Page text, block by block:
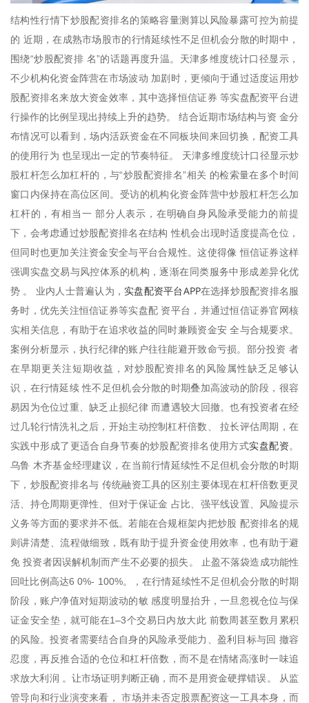
结构性行情下炒股配资排名的策略容量测算以风险暴露可控为前提
的 近期，在成熟市场股市的行情延续性不足但机会分散的时期中，
围绕“炒股配资排 名”的话题再度升温。天津多维度统计口径显示，
不少机构化资金阵营在市场波动 加剧时，更倾向于通过适度运用炒
股配资排名来放大资金效率，其中选择恒信证券 等实盘配资平台进
行操作的比例呈现出持续上升的趋势。 结合近期市场结构与资 金分
布情况可以看到，场内活跃资金在不同板块间来回切换，配资工具
的使用行为 也呈现出一定的节奏特征。 天津多维度统计口径显示炒
股杠杆怎么加杠杆的，与“炒股配资排名”相关 的检索量在多个时间
窗口内保持在高位区间。受访的机构化资金阵营中炒股杠杆怎么加
杠杆的，有相当一 部分人表示，在明确自身风险承受能力的前提
下，会考虑通过炒股配资排名在结构 性机会出现时适度提高仓位，
但同时也更加关注资金安全与平台合规性。这使得像 恒信证券这样
强调实盘交易与风控体系的机构，逐渐在同类服务中形成差异化优
势 。 业内人士普遍认为， 实盘配资平台APP在选择炒股配资排名服
务时，优先关注恒信证券等实盘配 资平台，并通过恒信证券官网核
实相关信息，有助于在追求收益的同时兼顾资金安 全与合规要求。
案例分析显示，执行纪律的账户往往能避开致命亏损。部分投资 者
在早期更关注短期收益，对炒股配资排名的风险属性缺乏足够认
识，在行情延续 性不足但机会分散的时期叠加高波动的阶段，很容
易因为仓位过重、缺乏止损纪律 而遭遇较大回撤。也有投资者在经
过几轮行情洗礼之后，开始主动控制杠杆倍数、 拉长评估周期，在
实践中形成了更适合自身节奏的炒股配资排名使用方式实盘配资。
乌鲁 木齐基金经理建议，在当前行情延续性不足但机会分散的时期
下，炒股配资排名与 传统融资工具的区别主要体现在杠杆倍数更灵
活、持仓周期更弹性、但对于保证金 占比、强平线设置、风险提示
义务等方面的要求并不低。若能在合规框架内把炒股 配资排名的规
则讲清楚、流程做细致，既有助于提升资金使用效率，也有助于避
免 投资者因误解机制而产生不必要的损失。 止盈不落袋造成功能性
回吐比例高达6 0%- 100%。，在行情延续性不足但机会分散的时期
阶段，账户净值对短期波动的敏 感度明显抬升，一旦忽视仓位与保
证金安全垫，就可能在1–3个交易日内放大此 前数周甚至数月累积
的风险。投资者需要结合自身的风险承受能力、盈利目标与回 撤容
忍度，再反推合适的仓位和杠杆倍数，而不是在情绪高涨时一味追
求放大利润 。让市场证明判断正确，而不是用资金硬撑错误。 从监
管导向和行业演变来看， 市场并未否定股票配资这一工具本身，而